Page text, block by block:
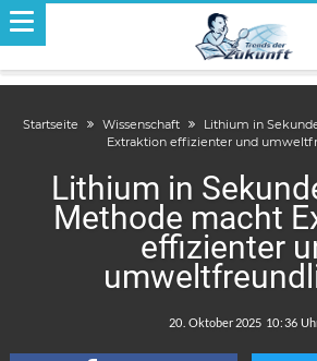
Startseite Wissenschaft
Lithium in
Extraktion effizienter und
Lithium in
Methode macht
effizienter
: